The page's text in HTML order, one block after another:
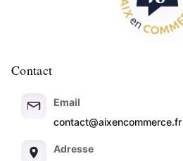
Contact
Email
contact@aixencommerce.fr
Adresse